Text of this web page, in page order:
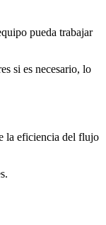
pueda trabajar
si es necesario, lo
la eficiencia del flujo